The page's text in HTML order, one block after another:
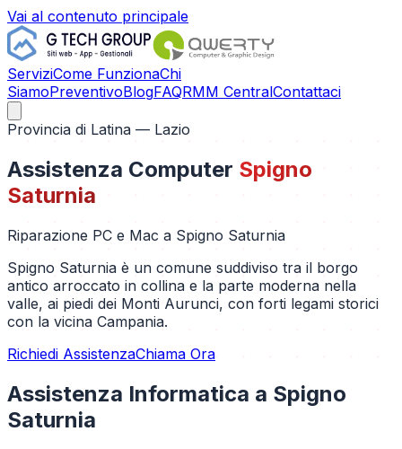
Vai al contenuto principale
ServiziCome FunzionaChi
SiamoPreventivoBlogFAQRMM CentralContattaci
Provincia di Latina — Lazio
Assistenza Computer Spigno
Saturnia
Riparazione PC e Mac a Spigno Saturnia
Spigno Saturnia è un comune suddiviso tra il borgo
antico arroccato in collina e la parte moderna nella
valle, ai piedi dei Monti Aurunci, con forti legami storici
con la vicina Campania.
Richiedi AssistenzaChiama Ora
Assistenza Informatica a Spigno
Saturnia